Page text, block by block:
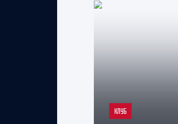
КЛУБ